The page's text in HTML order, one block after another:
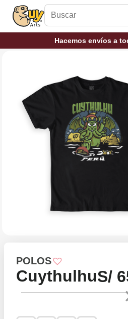
Hacemos envíos a
POLOS
CuythulhuS/